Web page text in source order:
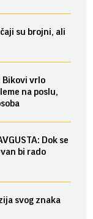
su brojni, ali
Bikovi vrlo
na poslu,
Dok se
bi rado
svog znaka